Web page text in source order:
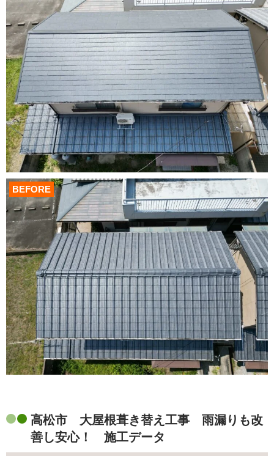
BEFORE
高松市 大屋根葺き替え工事 雨漏りも改
善し安心！ 施工データ